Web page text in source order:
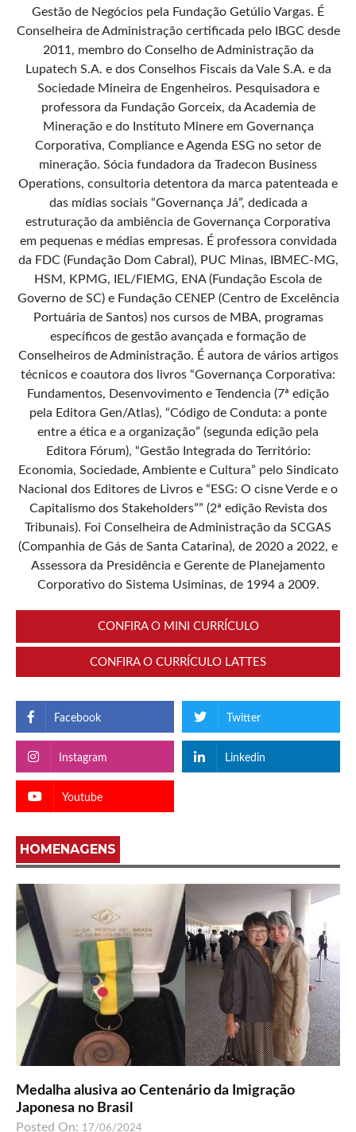
Gestão de Negócios pela Fundação Getúlio Vargas. É
Conselheira de Administração certificada pelo IBGC desde
2011, membro do Conselho de Administração da
Lupatech S.A. e dos Conselhos Fiscais da Vale S.A. e da
Sociedade Mineira de Engenheiros. Pesquisadora e
professora da Fundação Gorceix, da Academia de
Mineração e do Instituto Minere em Governança
Corporativa, Compliance e Agenda ESG no setor de
mineração. Sócia fundadora da Tradecon Business
Operations, consultoria detentora da marca patenteada e
das mídias sociais “Governança Já”, dedicada a
estruturação da ambiência de Governança Corporativa
em pequenas e médias empresas. É professora convidada
da FDC (Fundação Dom Cabral), PUC Minas, IBMEC-MG,
HSM, KPMG, IEL/FIEMG, ENA (Fundação Escola de
Governo de SC) e Fundação CENEP (Centro de Excelência
Portuária de Santos) nos cursos de MBA, programas
específicos de gestão avançada e formação de
Conselheiros de Administração. É autora de vários artigos
técnicos e coautora dos livros “Governança Corporativa:
Fundamentos, Desenvovimento e Tendencia (7ª edição
pela Editora Gen/Atlas), “Código de Conduta: a ponte
entre a ética e a organização” (segunda edição pela
Editora Fórum), “Gestão Integrada do Território:
Economia, Sociedade, Ambiente e Cultura” pelo Sindicato
Nacional dos Editores de Livros e “ESG: O cisne Verde e o
Capitalismo dos Stakeholders”” (2ª edição Revista dos
Tribunais). Foi Conselheira de Administração da SCGAS
(Companhia de Gás de Santa Catarina), de 2020 a 2022, e
Assessora da Presidência e Gerente de Planejamento
Corporativo do Sistema Usiminas, de 1994 a 2009.
CONFIRA O MINI CURRÍCULO
CONFIRA O CURRÍCULO LATTES
Facebook Twitter
Instagram Linkedin
Youtube
HOMENAGENS
Medalha alusiva ao Centenário da Imigração
Japonesa no Brasil
Posted On: 17/06/2024